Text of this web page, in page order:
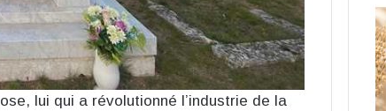
lui qui a révolutionné l’industrie de la